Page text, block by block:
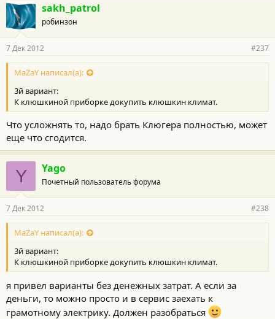
sakh_patrol
робинзон
7 Дек 2012 #237
MaZaY написал(а):
3й вариант:
К клюшкиной приборке докупить клюшкин климат.
Что усложнять то, надо брать Клюгера полностью, может
еще что сгодится.
Y Yago
Почетный пользователь форума
7 Дек 2012 #238
MaZaY написал(а):
3й вариант:
К клюшкиной приборке докупить клюшкин климат.
я привел варианты без денежных затрат. А если за
деньги, то можно просто и в сервис заехать к
грамотному электрику. Должен разобраться